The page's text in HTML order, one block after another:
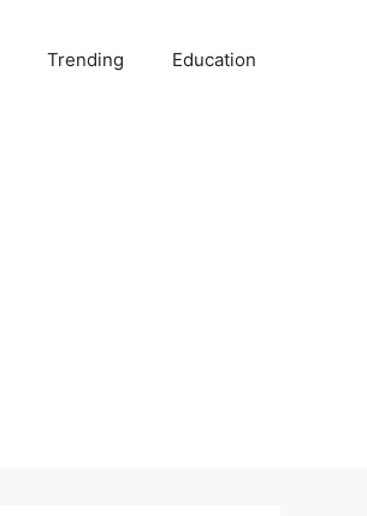
Trending Education